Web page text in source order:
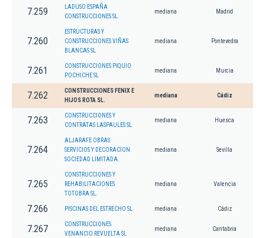
7.259
LADUSO ESPAÑA
CONSTRUCCIONES SL.
mediana Madrid
7.260
ESTRUCTURAS Y
CONSTRUCCIONES VIÑAS
BLANCAS SL
mediana Pontevedra
7.261
CONSTRUCCIONES PIQUIO
POCHICHE SL
mediana Murcia
7.262
CONSTRUCCIONES FENIX E
HIJOS ROTA SL.
mediana Cádiz
7.263
CONSTRUCCIONES Y
CONTRATAS LASPAULES SL
mediana Huesca
7.264
ALJARAFE OBRAS
SERVICIOS Y DECORACION
SOCIEDAD LIMITADA.
mediana Sevilla
7.265
CONSTRUCCIONES Y
REHABILITACIONES
TOTOBRA SL.
mediana Valencia
7.266 PISCINAS DEL ESTRECHO SL. mediana Cádiz
7.267
CONSTRUCCIONES
VENANCIO REVUELTA SL
mediana Cantabria